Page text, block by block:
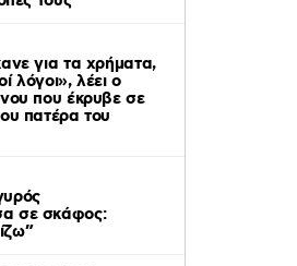
για τα χρήματα,
λόγοι», λέει ο
που έκρυβε σε
πατέρα του
σε σκάφος: